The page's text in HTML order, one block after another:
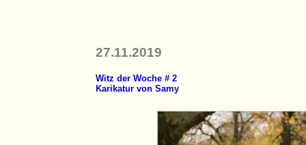
27.11.2019
Witz der Woche # 2
Karikatur von Samy